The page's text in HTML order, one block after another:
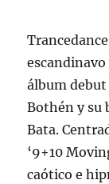
álbum
Bothén y su
Bata.
‘9+10
caótico e